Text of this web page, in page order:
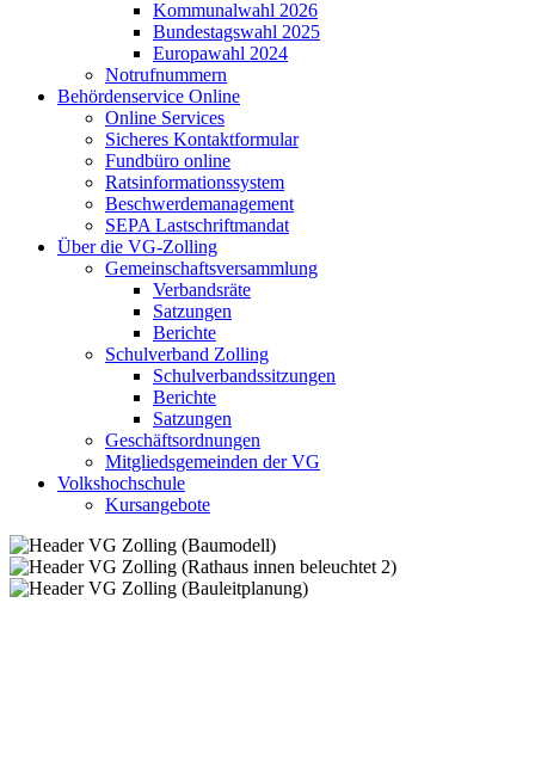
Kommunalwahl 2026
Bundestagswahl 2025
Europawahl 2024
Notrufnummern
Behördenservice Online
Online Services
Sicheres Kontaktformular
Fundbüro online
Ratsinformationssystem
Beschwerdemanagement
SEPA Lastschriftmandat
Über die VG-Zolling
Gemeinschaftsversammlung
Verbandsräte
Satzungen
Berichte
Schulverband Zolling
Schulverbandssitzungen
Berichte
Satzungen
Geschäftsordnungen
Mitgliedsgemeinden der VG
Volkshochschule
Kursangebote